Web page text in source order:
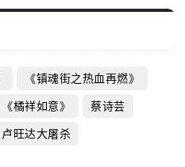
《镇魂街之热血再燃》
《橘祥如意》 蔡诗芸
卢旺达大屠杀